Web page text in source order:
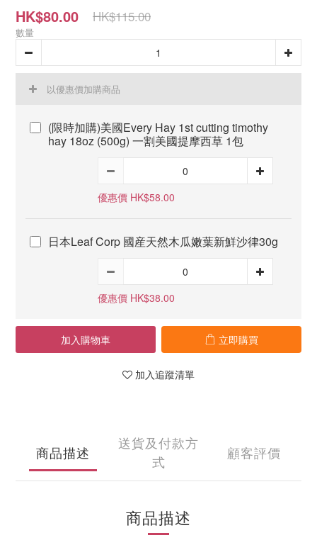
HK$80.00 HK$115.00
數量
以優惠價加購商品
(限時加購)美國Every Hay 1st cutting timothy
hay 18oz (500g) 一割美國提摩西草 1包
優惠價 HK$58.00
日本Leaf Corp 國産天然木瓜嫩葉新鮮沙律30g
優惠價 HK$38.00
加入購物車 立即購買
加入追蹤清單
商品描述
送貨及付款方
式
顧客評價
商品描述